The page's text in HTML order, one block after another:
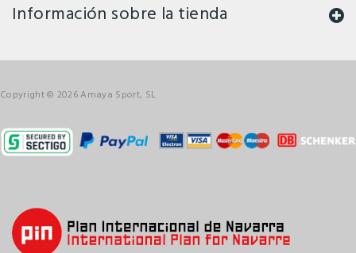
Información sobre la tienda
Copyright © 2026 Amaya Sport, SL